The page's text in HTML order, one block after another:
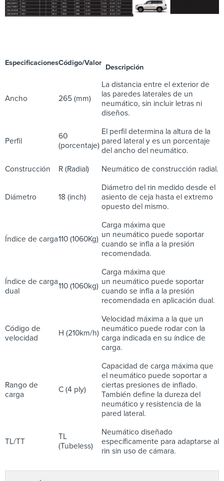
EspecificacionesCódigo/Valor
Descripción
Ancho 265 (mm)
La distancia entre el exterior de
las paredes laterales de un
neumático, sin incluir letras ni
diseños.
Perfil
60
(porcentaje)
El perfil determina la altura de la
pared lateral y es un porcentaje
del ancho del neumático.
Construcción R (Radial) Neumático de construcción radial.
Diámetro 18 (inch)
Diámetro del rin medido desde el
asiento de ceja hasta el extremo
opuesto del mismo.
Índice de carga110 (1060Kg)
Carga máxima que
un neumático puede soportar
cuando se infla a la presión
recomendada.
Índice de carga
dual
110 (1060kg)
Carga máxima que
un neumático puede soportar
cuando se infla a la presión
recomendada en aplicación dual.
Código de
velocidad
H (210km/h)
Velocidad máxima a la que un
neumático puede rodar con la
carga indicada en su índice de
carga.
Rango de
carga
C (4 ply)
Capacidad de carga máxima que
el neumático puede soportar a
ciertas presiones de inflado.
También define la dureza del
neumático y resistencia de la
pared lateral.
TL/TT
TL
(Tubeless)
Neumático diseñado
específicamente para adaptarse al
rin sin uso de cámara.